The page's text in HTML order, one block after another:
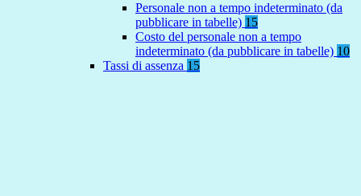
Personale non a tempo indeterminato (da
pubblicare in tabelle) 15
Costo del personale non a tempo
indeterminato (da pubblicare in tabelle) 10
Tassi di assenza 15